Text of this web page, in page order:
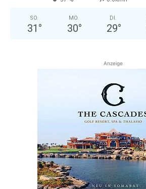
SO.
31 °
MO.
30°
DI.
29°
Anzeige